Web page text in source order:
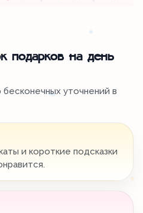
подарков на день
уточнений в
и короткие подсказки